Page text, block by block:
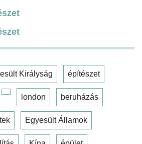
Királyság építészet
london beruházás
Egyesült Államok